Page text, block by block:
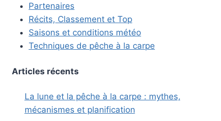
Partenaires
Récits, Classement et Top
Saisons et conditions météo
Techniques de pêche à la carpe
Articles récents
La lune et la pêche à la carpe : mythes,
mécanismes et planification